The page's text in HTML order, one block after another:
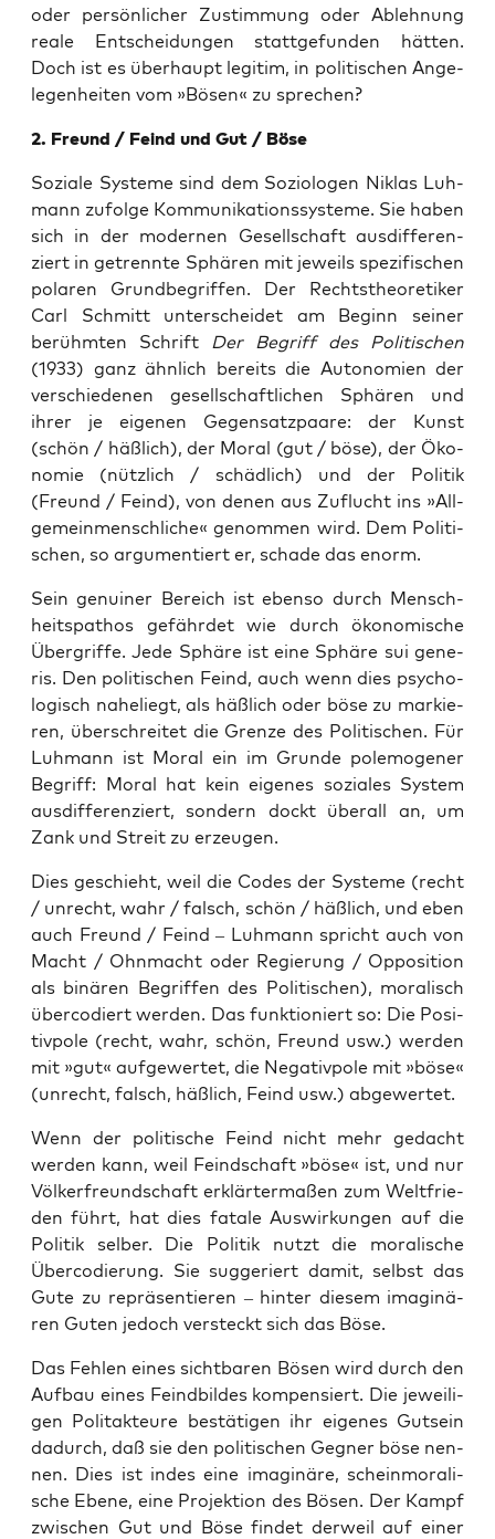
oder per­sön­li­cher Zustim­mung oder Ableh­nung
rea­le Ent­schei­dun­gen statt­ge­fun­den hät­ten.
Doch ist es über­haupt legi­tim, in poli­ti­schen Ange­
le­gen­hei­ten vom »Bösen« zu sprechen?
2. Freund / Feind und Gut / Böse
Sozia­le Sys­te­me sind dem Sozio­lo­gen Niklas Luh­
mann zufol­ge Kom­mu­ni­ka­ti­ons­sys­te­me. Sie haben
sich in der moder­nen Gesell­schaft aus­dif­fe­ren­
ziert in getrenn­te Sphä­ren mit jeweils spe­zi­fi­schen
pola­ren Grund­be­grif­fen. Der Rechts­theo­re­ti­ker
Carl Schmitt unter­schei­det am Beginn sei­ner
berühm­ten Schrift Der Begriff des Poli­ti­schen
(1933) ganz ähn­lich bereits die Auto­no­mien der
ver­schie­de­nen gesell­schaft­li­chen Sphä­ren und
ihrer je eige­nen Gegen­satz­paa­re: der Kunst
(schön / häß­lich), der Moral (gut / böse), der Öko­
no­mie (nütz­lich / schäd­lich) und der Poli­tik
(Freund / Feind), von denen aus Zuflucht ins »All­
ge­mein­mensch­li­che« genom­men wird. Dem Poli­ti­
schen, so argu­men­tiert er, scha­de das enorm.
Sein genui­ner Bereich ist eben­so durch Mensch­
heits­pa­thos gefähr­det wie durch öko­no­mi­sche
Über­grif­fe. Jede Sphä­re ist eine Sphä­re sui gene­
ris. Den poli­ti­schen Feind, auch wenn dies psy­cho­
lo­gisch nahe­liegt, als häß­lich oder böse zu mar­kie­
ren, über­schrei­tet die Gren­ze des Poli­ti­schen. Für
Luh­mann ist Moral ein im Grun­de pole­mo­ge­ner
Begriff: Moral hat kein eige­nes sozia­les Sys­tem
aus­dif­fe­ren­ziert, son­dern dockt über­all an, um
Zank und Streit zu erzeugen.
Dies geschieht, weil die Codes der Sys­te­me (recht
/ unrecht, wahr / falsch, schön / häß­lich, und eben
auch Freund / Feind – Luh­mann spricht auch von
Macht / Ohn­macht oder Regie­rung / Oppo­si­ti­on
als binä­ren Begrif­fen des Poli­ti­schen), mora­lisch
über­co­diert wer­den. Das funk­tio­niert so: Die Posi­
tiv­po­le (recht, wahr, schön, Freund usw.) wer­den
mit »gut« auf­ge­wer­tet, die Nega­tiv­po­le mit »böse«
(unrecht, falsch, häß­lich, Feind usw.) abgewertet.
Wenn der poli­ti­sche Feind nicht mehr gedacht
wer­den kann, weil Feind­schaft »böse« ist, und nur
Völ­ker­freund­schaft erklär­ter­ma­ßen zum Welt­frie­
den führt, hat dies fata­le Aus­wir­kun­gen auf die
Poli­tik sel­ber. Die Poli­tik nutzt die mora­li­sche
Über­co­die­rung. Sie sug­ge­riert damit, selbst das
Gute zu reprä­sen­tie­ren – hin­ter die­sem ima­gi­nä­
ren Guten jedoch ver­steckt sich das Böse.
Das Feh­len eines sicht­ba­ren Bösen wird durch den
Auf­bau eines Feind­bil­des kom­pen­siert. Die jewei­li­
gen Polit­ak­teu­re bestä­ti­gen ihr eige­nes Gut­sein
dadurch, daß sie den poli­ti­schen Geg­ner böse nen­
nen. Dies ist indes eine ima­gi­nä­re, schein­mo­ra­li­
sche Ebe­ne, eine Pro­jek­ti­on des Bösen. Der Kampf
zwi­schen Gut und Böse fin­det der­weil auf einer